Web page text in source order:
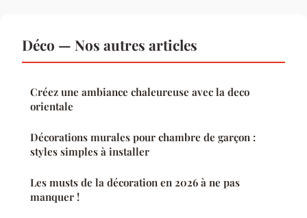
Déco — Nos autres articles
Créez une ambiance chaleureuse avec la deco
orientale
Décorations murales pour chambre de garçon :
styles simples à installer
Les musts de la décoration en 2026 à ne pas
manquer !